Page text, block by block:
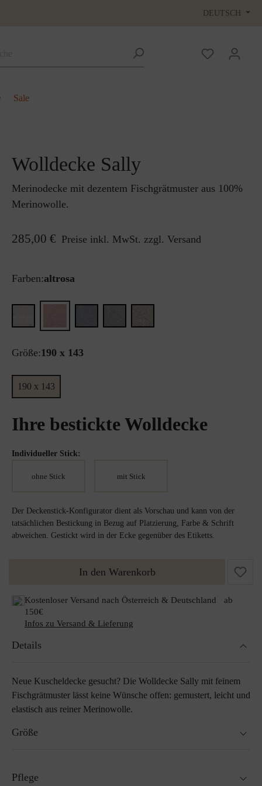
DEUTSCH
Sale
Wolldecke Sally
Merinodecke mit dezentem Fischgrätmuster aus 100%
Merinowolle.
285,00 € Preise inkl. MwSt. zzgl. Versand
Farben:altrosa
Größe:190 x 143
190 x 143
Ihre bestickte Wolldecke
Individueller Stick:
ohne Stick mit Stick
Der Deckenstick-Konfigurator dient als Vorschau und kann von der
tatsächlichen Bestickung in Bezug auf Platzierung, Farbe & Schrift
abweichen. Gestickt wird in der Ecke gegenüber des Etiketts.
In den Warenkorb
Kostenloser Versand nach Österreich & Deutschland ab
150€
Infos zu Versand & Lieferung
Details
Neue Kuscheldecke gesucht? Die Wolldecke Sally mit feinem
Fischgrätmuster lässt keine Wünsche offen: gemustert, leicht und
elastisch aus reiner Merinowolle.
Größe
Sondergrößen auf Anfrage möglich
Pflege